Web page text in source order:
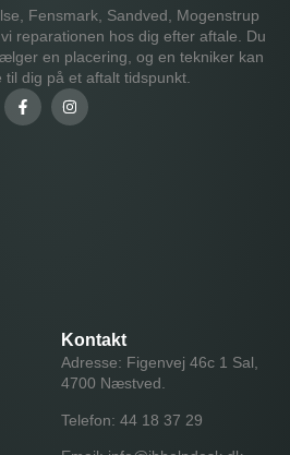
Fensmark, Sandved, Mogenstrup
reparationen hos dig efter aftale. Du
en placering, og en tekniker kan
til dig på et aftalt tidspunkt.
Kontakt
Adresse: Figenvej 46c 1 Sal,
4700 Næstved.
Telefon: 44 18 37 29